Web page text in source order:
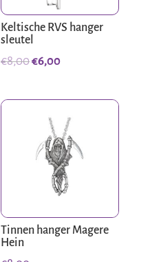
Keltische RVS hanger
sleutel
€8,00Oorspronkelijke
was:
€8,00.
€6,00Huidige
is:
€6,00.
Tinnen hanger Magere
Hein